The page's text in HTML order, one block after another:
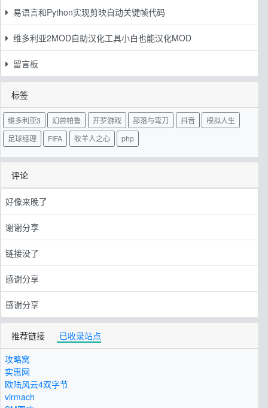
易语言和Python实现剪映自动关键帧代码
维多利亚2MOD自助汉化工具小白也能汉化MOD
留言板
标签
维多利亚3 幻兽帕鲁 开罗游戏 部落与弯刀 抖音
模拟人生
足球经理
FIFA 牧羊人之心 php
评论
好像来晚了
谢谢分享
链接没了
感谢分享
感谢分享
推荐链接
已收录站点
攻略窝
实惠网
欧陆风云4双字节
virmach